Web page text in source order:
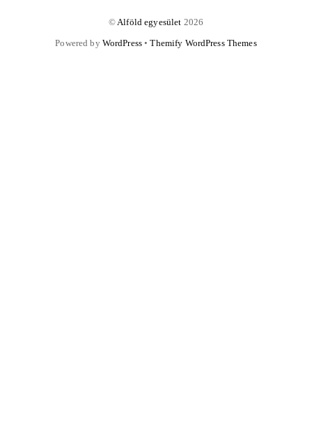
©Alföld egyesület 2026
Powered by WordPress •Themify WordPress Themes